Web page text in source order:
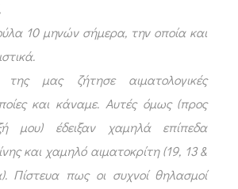
10 μηνών σήμερα, την οποία και
μας ζήτησε αιματολογικές
και κάναμε. Αυτές όμως (προς
μου) έδειξαν χαμηλά επίπεδα
και χαμηλό αιματοκρίτη (19, 13 &
Πίστευα πως οι συχνοί θηλασμοί